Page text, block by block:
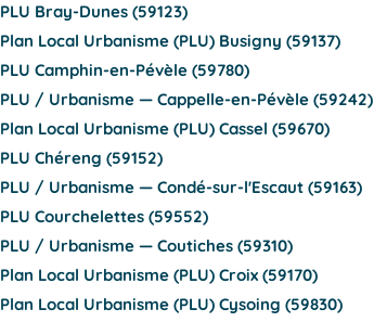
PLU Bray-Dunes (59123)
Plan Local Urbanisme (PLU) Busigny (59137)
PLU Camphin-en-Pévèle (59780)
PLU / Urbanisme — Cappelle-en-Pévèle (59242)
Plan Local Urbanisme (PLU) Cassel (59670)
PLU Chéreng (59152)
PLU / Urbanisme — Condé-sur-l'Escaut (59163)
PLU Courchelettes (59552)
PLU / Urbanisme — Coutiches (59310)
Plan Local Urbanisme (PLU) Croix (59170)
Plan Local Urbanisme (PLU) Cysoing (59830)